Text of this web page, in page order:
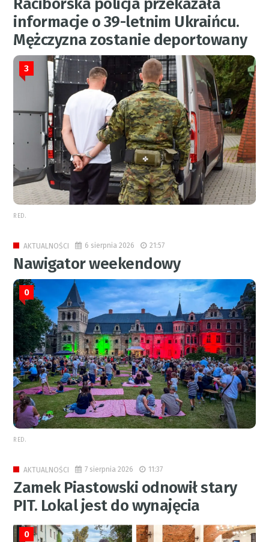
Raciborska policja przekazała
informacje o 39-letnim Ukraińcu.
Mężczyzna zostanie deportowany
3
RED.
AKTUALNOŚCI 6 sierpnia 2026 21:57
Nawigator weekendowy
0
RED.
AKTUALNOŚCI 7 sierpnia 2026 11:37
Zamek Piastowski odnowił stary
PIT. Lokal jest do wynajęcia
0